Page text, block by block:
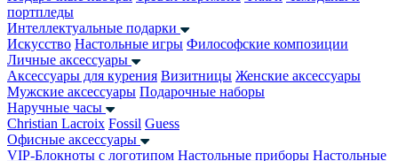
портпледы
Интеллектуальные подарки
Искусство Настольные игры Философские композиции
Личные аксессуары
Аксессуары для курения Визитницы Женские аксессуары
Мужские аксессуары Подарочные наборы
Наручные часы
Christian Lacroix Fossil Guess
Офисные аксессуары
VIP-Блокноты с логотипом Настольные приборы Настольные